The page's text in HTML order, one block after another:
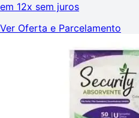
em 12x sem juros
Ver Oferta e Parcelamento